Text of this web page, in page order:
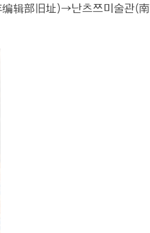
辑部旧址)→난츠쯔미술관(南